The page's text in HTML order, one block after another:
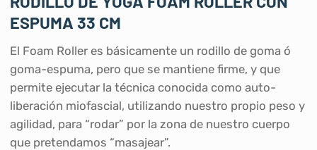
ESPUMA 33 CM
El Foam Roller es básicamente un rodillo de goma ó
goma-espuma, pero que se mantiene firme, y que
permite ejecutar la técnica conocida como auto-
liberación miofascial, utilizando nuestro propio peso y
agilidad, para “rodar” por la zona de nuestro cuerpo
que pretendamos “masajear”.